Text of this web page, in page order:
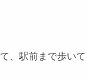
、駅前まで歩いて